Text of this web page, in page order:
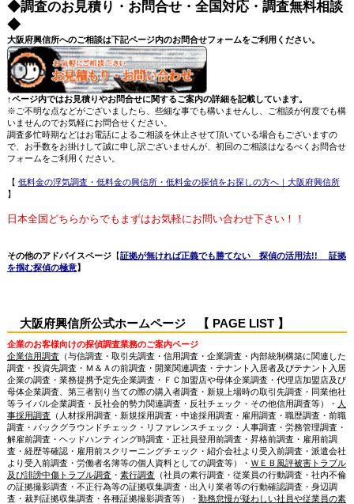
◆調査のお見積り・お問合せ・全国対応・調査無料相談
◆
大阪府興信所へのご相談は下記ページ内のお問合せフォームをご利用ください。
↑ページ内ではお見積りやお問合せに関するご案内の詳細を記載しています。
※ご不明な点などがございましたら、些細な事でも構いませんし、ご相談が何度でも構
いませんのでお気軽にお問合せください。
調査多忙時期などはお電話によるご相談を休止させて頂いている場合もございますの
で、お手数をお掛けして誠に申し訳ございませんが、初回のご相談はなるべくお問合せ
フォームをご利用ください。
【 低料金の浮気調査・低料金の興信所・低料金の探偵をお探しの方へ｜大阪府興信所
】
日本全国どちらからでもまずはお気軽にお問い合わせ下さい！！
その他のアドバイスページ【証拠が無ければ正義でも勝てない 探偵の活用法!! 証拠
を掴む探偵の極意】
大阪府興信所公式ホームページ 【 PAGE LIST 】
企業のお客様向けの探偵調査業務のご案内ページ
企業信用調査（与信調査・取引先調査・信用調査・企業調査・内部統制構築に関連した
調査・投資先調査・Ｍ＆Ａの前調査・開業関連調査・テナント入居者及びテナント入居
企業の調査・業務提携予定先企業調査・ＦＣ加盟店や母体企業調査・代理店加盟店及び
母体企業調査、第三者割り当ての際の購入者調査・新規上場時の取引先調査・同業他社
等ライバル企業調査・反社会的勢力関連調査・反社チェック・その他信用調査等）・ 人
事採用調査（人材採用調査・新規採用調査・中途採用調査・雇用調査・職歴調査・前職
調査・バックグラウンドチェック・リファレンスチェック・人事調査・労務管理調査・
解雇前調査・ヘッドハンティング時調査・正社員登用前調査・昇格前調査・雇用前調
査・経歴等確認・雇用前スクリーニングチェック・紹介会社より受入前調査・派遣会社
より受入前調査・労働者名簿等の個人資料としての調査等）・ ＷＥＢ風評被害トラブル
及び誹謗中傷トラブル調査・ 素行調査（社員の素行調査・従業員の行動調査・社内不倫
の証拠撮影調査・不正行為等の証拠収集調査・出入り業者等の行動確認調査・身辺調
査・裁判証拠収集調査・各種証拠撮影調査等）・ 勤務怠慢が疑わしい社員や従業員の素